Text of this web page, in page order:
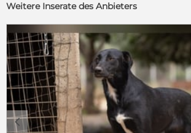
Weitere Inserate des Anbieters
c